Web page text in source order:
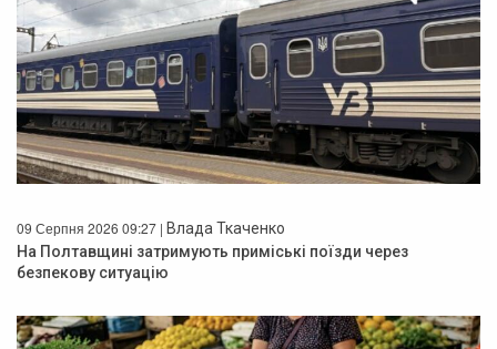
09 Серпня 2026 09:27 | Влада Ткаченко
На Полтавщині затримують приміські поїзди через
безпекову ситуацію